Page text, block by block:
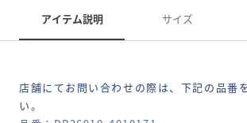
アイテム説明 サイズ
店舗にてお問い合わせの際は、下記の品番
い。